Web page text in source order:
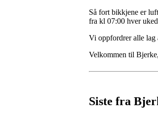
Så fort bikkjene er
fra kl 07:00 hver
Vi oppfordrer alle lag
Velkommen til
Siste fra